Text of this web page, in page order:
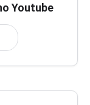
Youtube